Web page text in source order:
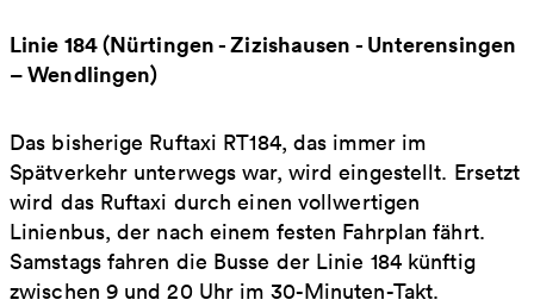
Linie 184 (Nürtingen - Zizishausen - Unterensingen
– Wendlingen)
Das bisherige Ruftaxi RT184, das immer im
Spätverkehr unterwegs war, wird eingestellt. Ersetzt
wird das Ruftaxi durch einen vollwertigen
Linienbus, der nach einem festen Fahrplan fährt.
Samstags fahren die Busse der Linie 184 künftig
zwischen 9 und 20 Uhr im 30-Minuten-Takt.